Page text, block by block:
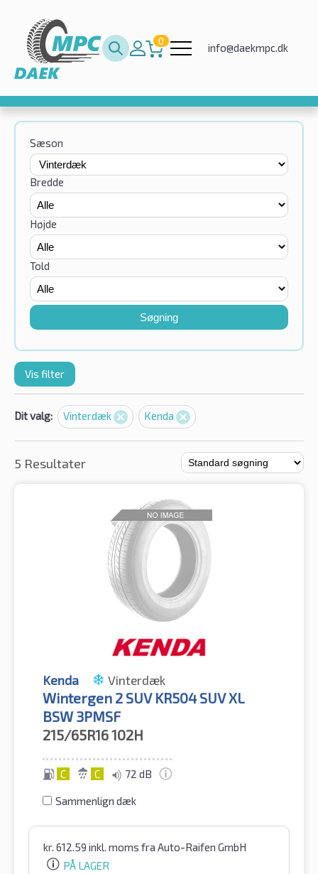
0
info@daekmpc.dk
Sæson
Bredde
Højde
Told
Søgning
Vis filter
Dit valg: Vinterdæk Kenda
5 Resultater
Kenda Vinterdæk
Wintergen 2 SUV KR504 SUV XL
BSW 3PMSF
215/65R16102H
C C 72 dB
Sammenlign dæk
kr. 612.59 inkl. moms fra Auto-Raifen GmbH
PÅ LAGER